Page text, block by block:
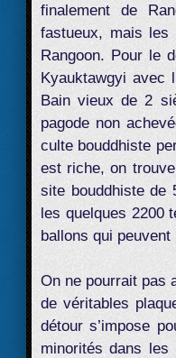
finalement de
fastueux, mais
Rangoon. Pour le
Kyauktawgyi avec
Bain vieux de 2
pagode non
culte bouddhiste
est riche, on
site bouddhiste de
les quelques 2200
ballons qui peuvent
On ne pourrait pas
de véritables
détour s’impose
minorités dans les